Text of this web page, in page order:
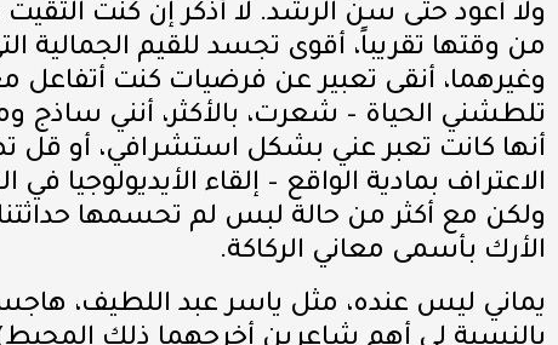
ولا أعود حتى سن الرشد. لا أذكر إن كنت
من وقتها تقريباً، أقوى تجسد للقيم الجمالية
وغيرهما، أنقى تعبير عن فرضيات كنت أتفاعل
تلطشني الحياة – شعرت، بالأكثر، أنني
أنها كانت تعبر عني بشكل استشرافي، أو قل
الاعتراف بمادية الواقع – إلقاء الأيديولوجيا
ولكن مع أكثر من حالة لبس لم تحسمها حداثتنا
الأرك بأسمى معاني الركاكة.
يماني ليس عنده، مثل ياسر عبد اللطيف،